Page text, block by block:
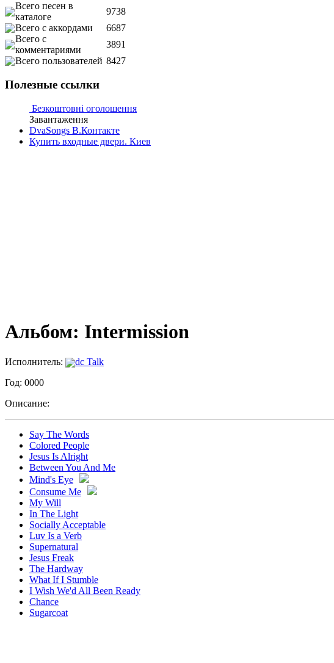
Всего песен в
каталоге
9738
Всего с аккордами
6687
Всего с
комментариями
3891
Всего пользователей 8427
Полезные ссылки
Безкоштовні оголошення
Завантаження
DvaSongs В.Контакте
Купить входные двери. Киев
Альбом: Intermission
Исполнитель: dc Talk
Год: 0000
Описание:
Say The Words
Colored People
Jesus Is Alright
Between You And Me
Mind's Eye
Consume Me
My Will
In The Light
Socially Acceptable
Luv Is a Verb
Supernatural
Jesus Freak
The Hardway
What If I Stumble
I Wish We'd All Been Ready
Chance
Sugarcoat